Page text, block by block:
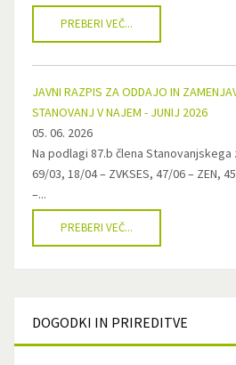
PREBERI VEČ...
JAVNI RAZPIS ZA ODDAJO IN
STANOVANJ V NAJEM - JUNIJ 2026
05. 06. 2026
Na podlagi 87.b člena Stanovanjskega
69/03, 18/04 – ZVKSES, 47/06 – ZEN,
–...
PREBERI VEČ...
DOGODKI IN PRIREDITVE